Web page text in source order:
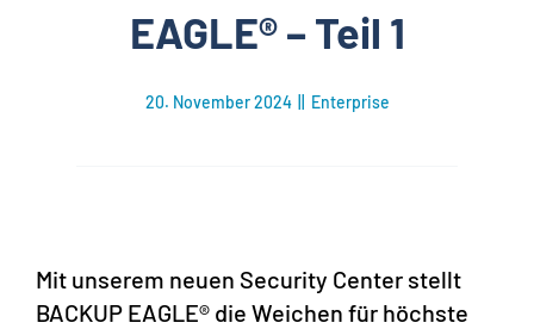
EAGLE® – Teil 1
20. November 2024 Enterprise
Mit unserem neuen Security Center stellt
BACKUP EAGLE® die Weichen für höchste